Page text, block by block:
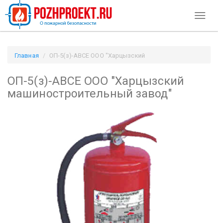
Главная
ОП-5(з)-АВСЕ ООО "Харцызский
ОП-5(з)-АВСЕ ООО "Харцызский
машиностроительный завод"